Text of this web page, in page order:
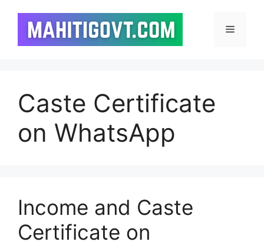
content
Menu
Caste Certificate
on WhatsApp
Income and Caste
Certificate on